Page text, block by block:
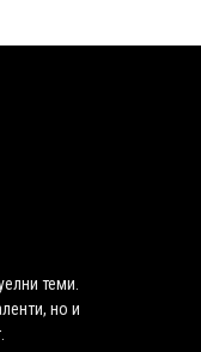
теми.
но и